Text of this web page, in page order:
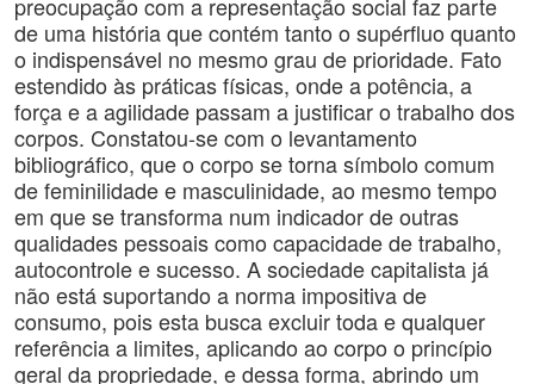
de uma história que contém tanto o supérfluo quanto
o indispensável no mesmo grau de prioridade. Fato
estendido às práticas físicas, onde a potência, a
força e a agilidade passam a justificar o trabalho dos
corpos. Constatou-se com o levantamento
bibliográfico, que o corpo se torna símbolo comum
de feminilidade e masculinidade, ao mesmo tempo
em que se transforma num indicador de outras
qualidades pessoais como capacidade de trabalho,
autocontrole e sucesso. A sociedade capitalista já
não está suportando a norma impositiva de
consumo, pois esta busca excluir toda e qualquer
referência a limites, aplicando ao corpo o princípio
geral da propriedade, e dessa forma, abrindo um